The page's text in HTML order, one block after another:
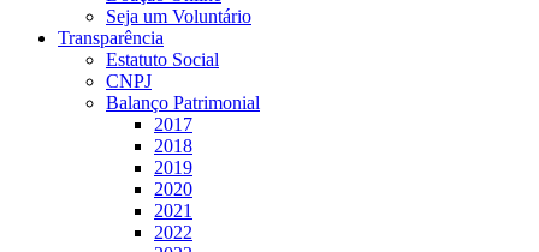
Seja um Voluntário
Transparência
Estatuto Social
CNPJ
Balanço Patrimonial
2017
2018
2019
2020
2021
2022